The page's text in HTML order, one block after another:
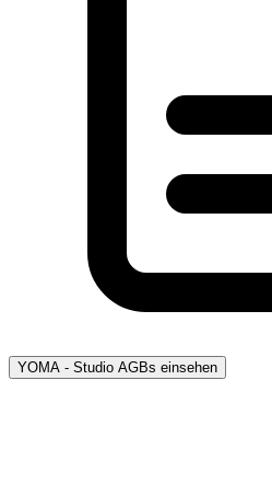
YOMA - Studio AGBs einsehen